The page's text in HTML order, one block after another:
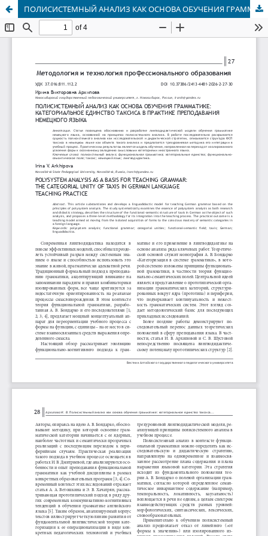
ПОЛИСИСТЕМНЫЙ АНАЛИЗ КАК ОСНОВА ОБУЧЕНИЯ ГРАММАТИКЕ: КАТЕГОРИАЛЬНОЕ ЕДИНСТВО ТАКСИСА В ПРАКТИКЕ ПРЕПОДАВАНИЯ НЕМЕЦКОГО ЯЗЫКА